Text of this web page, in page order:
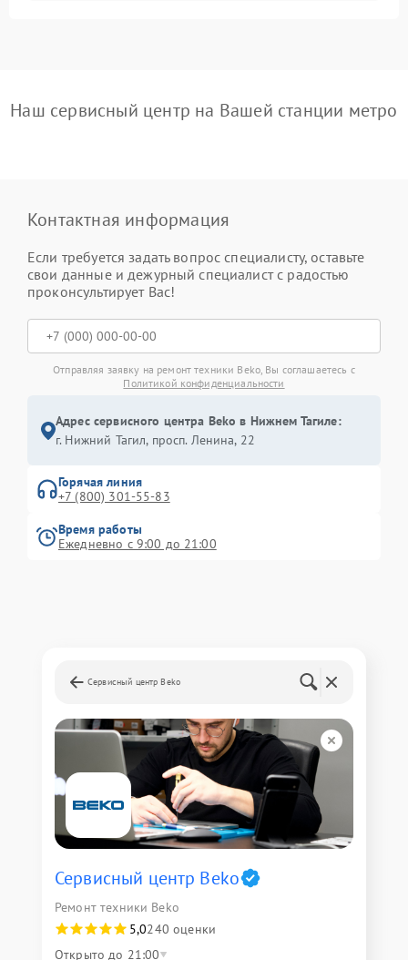
Наш сервисный центр на Вашей станции метро
Контактная информация
Если требуется задать вопрос специалисту, оставьте
свои данные и дежурный специалист с радостью
проконсультирует Вас!
Отправляя заявку на ремонт техники Beko, Вы соглашаетесь с
Политикой конфиденциальности
Адрес сервисного центра Beko в Нижнем Тагиле:
г. Нижний Тагил, просп. Ленина, 22
Горячая линия
+7 (800) 301-55-83
Время работы
Ежедневно с 9:00 до 21:00
Сервисный центр Beko
Сервисный центр Beko
Ремонт техники Beko
5,0240 оценки
Открыто до 21:00